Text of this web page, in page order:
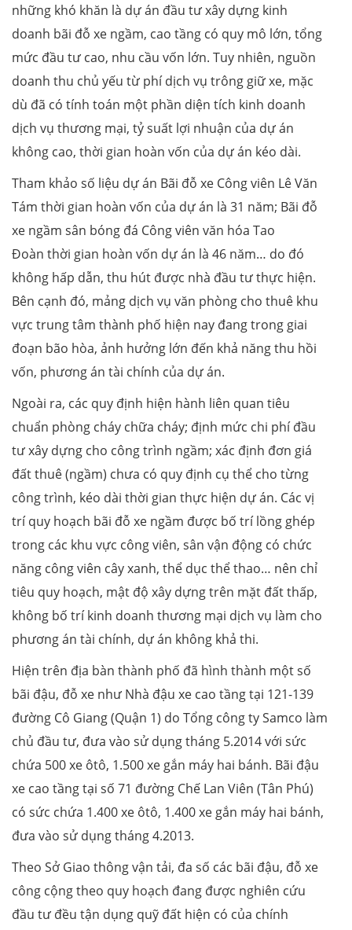
những khó khăn là dự án đầu tư xây dựng kinh
doanh bãi đỗ xe ngầm, cao tầng có quy mô lớn, tổng
mức đầu tư cao, nhu cầu vốn lớn. Tuy nhiên, nguồn
doanh thu chủ yếu từ phí dịch vụ trông giữ xe, mặc
dù đã có tính toán một phần diện tích kinh doanh
dịch vụ thương mại, tỷ suất lợi nhuận của dự án
không cao, thời gian hoàn vốn của dự án kéo dài.
Tham khảo số liệu dự án Bãi đỗ xe Công viên Lê Văn
Tám thời gian hoàn vốn của dự án là 31 năm; Bãi đỗ
xe ngầm sân bóng đá Công viên văn hóa Tao
Đoàn thời gian hoàn vốn dự án là 46 năm… do đó
không hấp dẫn, thu hút được nhà đầu tư thực hiện.
Bên cạnh đó, mảng dịch vụ văn phòng cho thuê khu
vực trung tâm thành phố hiện nay đang trong giai
đoạn bão hòa, ảnh hưởng lớn đến khả năng thu hồi
vốn, phương án tài chính của dự án.
Ngoài ra, các quy định hiện hành liên quan tiêu
chuẩn phòng cháy chữa cháy; định mức chi phí đầu
tư xây dựng cho công trình ngầm; xác định đơn giá
đất thuê (ngầm) chưa có quy định cụ thể cho từng
công trình, kéo dài thời gian thực hiện dự án. Các vị
trí quy hoạch bãi đỗ xe ngầm được bố trí lồng ghép
trong các khu vực công viên, sân vận động có chức
năng công viên cây xanh, thể dục thể thao… nên chỉ
tiêu quy hoạch, mật độ xây dựng trên mặt đất thấp,
không bố trí kinh doanh thương mại dịch vụ làm cho
phương án tài chính, dự án không khả thi.
Hiện trên địa bàn thành phố đã hình thành một số
bãi đậu, đỗ xe như Nhà đậu xe cao tầng tại 121-139
đường Cô Giang (Quận 1) do Tổng công ty Samco làm
chủ đầu tư, đưa vào sử dụng tháng 5.2014 với sức
chứa 500 xe ôtô, 1.500 xe gắn máy hai bánh. Bãi đậu
xe cao tầng tại số 71 đường Chế Lan Viên (Tân Phú)
có sức chứa 1.400 xe ôtô, 1.400 xe gắn máy hai bánh,
đưa vào sử dụng tháng 4.2013.
Theo Sở Giao thông vận tải, đa số các bãi đậu, đỗ xe
công cộng theo quy hoạch đang được nghiên cứu
đầu tư đều tận dụng quỹ đất hiện có của chính